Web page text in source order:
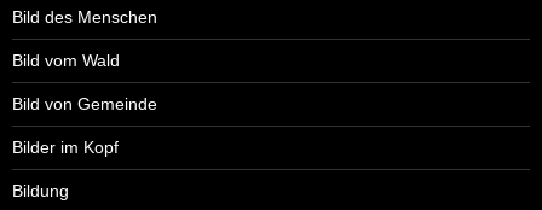
Bild des Menschen
Bild vom Wald
Bild von Gemeinde
Bilder im Kopf
Bildung